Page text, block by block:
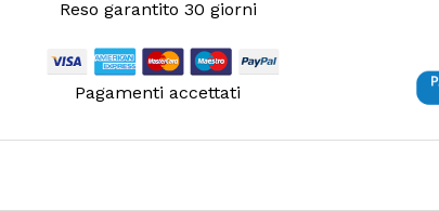
Reso garantito 30 giorni
Pagamenti accettati